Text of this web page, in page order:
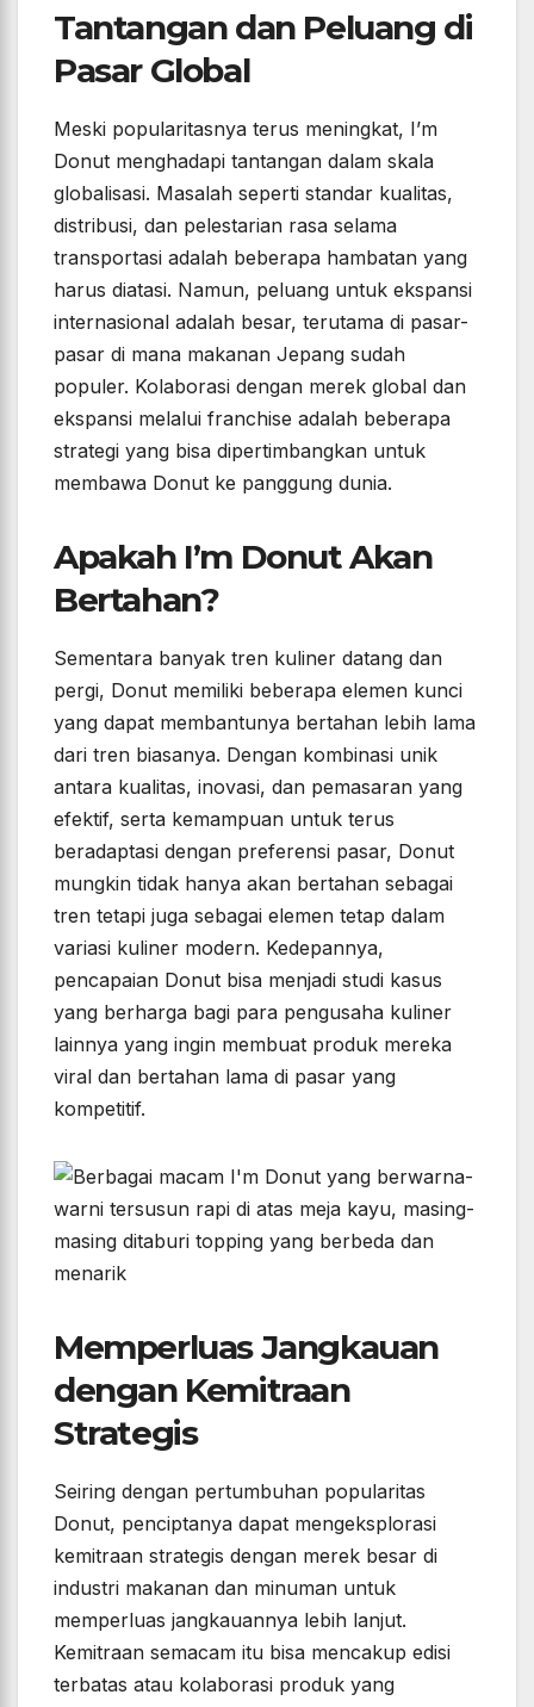
Tantangan dan Peluang di
Pasar Global
Meski popularitasnya terus meningkat, I’m
Donut menghadapi tantangan dalam skala
globalisasi. Masalah seperti standar kualitas,
distribusi, dan pelestarian rasa selama
transportasi adalah beberapa hambatan yang
harus diatasi. Namun, peluang untuk ekspansi
internasional adalah besar, terutama di pasar-
pasar di mana makanan Jepang sudah
populer. Kolaborasi dengan merek global dan
ekspansi melalui franchise adalah beberapa
strategi yang bisa dipertimbangkan untuk
membawa Donut ke panggung dunia.
Apakah I’m Donut Akan
Bertahan?
Sementara banyak tren kuliner datang dan
pergi, Donut memiliki beberapa elemen kunci
yang dapat membantunya bertahan lebih lama
dari tren biasanya. Dengan kombinasi unik
antara kualitas, inovasi, dan pemasaran yang
efektif, serta kemampuan untuk terus
beradaptasi dengan preferensi pasar, Donut
mungkin tidak hanya akan bertahan sebagai
tren tetapi juga sebagai elemen tetap dalam
variasi kuliner modern. Kedepannya,
pencapaian Donut bisa menjadi studi kasus
yang berharga bagi para pengusaha kuliner
lainnya yang ingin membuat produk mereka
viral dan bertahan lama di pasar yang
kompetitif.
Memperluas Jangkauan
dengan Kemitraan
Strategis
Seiring dengan pertumbuhan popularitas
Donut, penciptanya dapat mengeksplorasi
kemitraan strategis dengan merek besar di
industri makanan dan minuman untuk
memperluas jangkauannya lebih lanjut.
Kemitraan semacam itu bisa mencakup edisi
terbatas atau kolaborasi produk yang